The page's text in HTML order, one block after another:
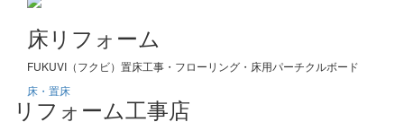
床リフォーム
FUKUVI（フクビ）置床工事・フローリング・床用パーチクルボード
床・置床
リフォーム工事店